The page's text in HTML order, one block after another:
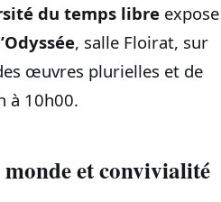
du temps libre expose
, salle Floirat, sur
œuvres plurielles et de
à 10h00.
et convivialité